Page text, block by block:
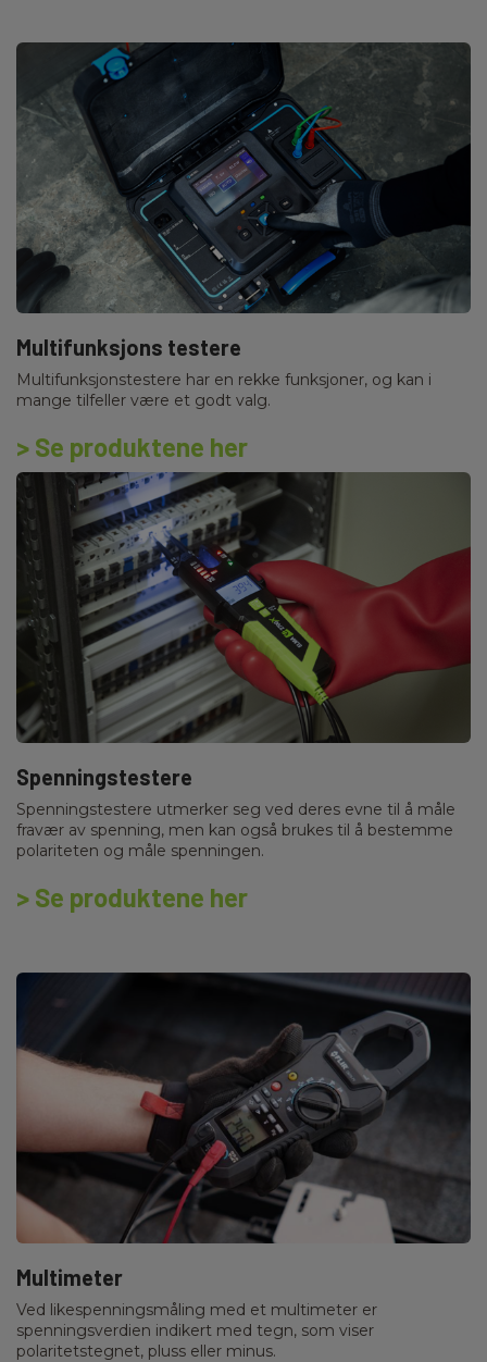
Multifunksjons testere
Multifunksjonstestere har en rekke funksjoner, og kan i
mange tilfeller være et godt valg.
> Se produktene her
Spenningstestere
Spenningstestere utmerker seg ved deres evne til å måle
fravær av spenning, men kan også brukes til å bestemme
polariteten og måle spenningen.
> Se produktene her
Multimeter
Ved likespenningsmåling med et multimeter er
spenningsverdien indikert med tegn, som viser
polaritetstegnet, pluss eller minus.